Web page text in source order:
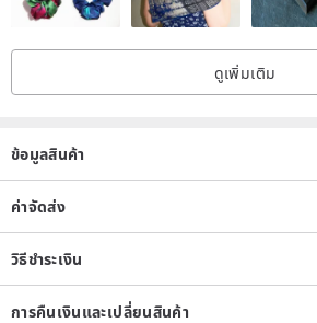
After wearing each time, please clean it and
place it in the package to avoid contact with
This jewelry is exquisite and meticulous,
Origin/manufacturing method
Handmade in Taiwan
ดูเพิ่มเติม
ข้อมูลสินค้า
ค่าจัดส่ง
วิธีชำระเงิน
การคืนเงินและเปลี่ยนสินค้า